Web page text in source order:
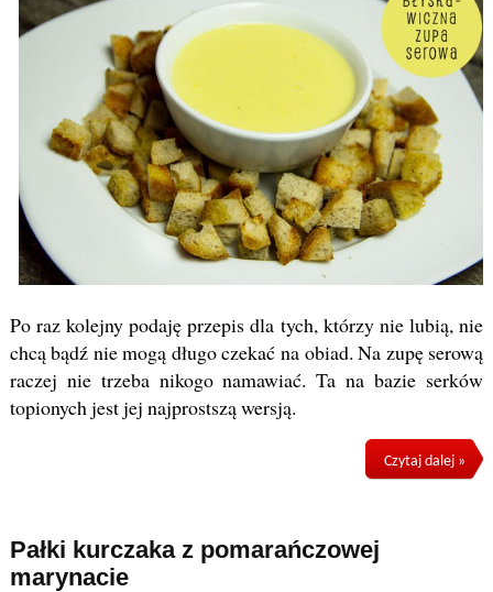
Po raz kolejny podaję przepis dla tych, którzy nie lubią, nie
chcą bądź nie mogą długo czekać na obiad. Na zupę serową
raczej nie trzeba nikogo namawiać. Ta na bazie serków
topionych jest jej najprostszą wersją.
Czytaj dalej »
Pałki kurczaka z pomarańczowej
marynacie